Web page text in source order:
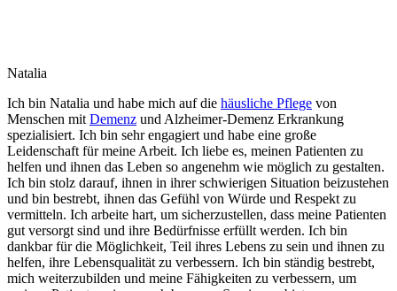
Natalia
Ich bin Natalia und habe mich auf die häusliche Pflege von
Menschen mit Demenz und Alzheimer-Demenz Erkrankung
spezialisiert. Ich bin sehr engagiert und habe eine große
Leidenschaft für meine Arbeit. Ich liebe es, meinen Patienten zu
helfen und ihnen das Leben so angenehm wie möglich zu gestalten.
Ich bin stolz darauf, ihnen in ihrer schwierigen Situation beizustehen
und bin bestrebt, ihnen das Gefühl von Würde und Respekt zu
vermitteln. Ich arbeite hart, um sicherzustellen, dass meine Patienten
gut versorgt sind und ihre Bedürfnisse erfüllt werden. Ich bin
dankbar für die Möglichkeit, Teil ihres Lebens zu sein und ihnen zu
helfen, ihre Lebensqualität zu verbessern. Ich bin ständig bestrebt,
mich weiterzubilden und meine Fähigkeiten zu verbessern, um